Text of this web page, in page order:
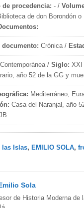
de procedencia: - /
de don Borondón o
documento: Crónica /
Contemporánea /Siglo:
año 52 de la GG y
Mediterráneo,
Casa del Naranjal, año
las Islas, EMILIO SOLA,
Sola
de Historia Moderna de